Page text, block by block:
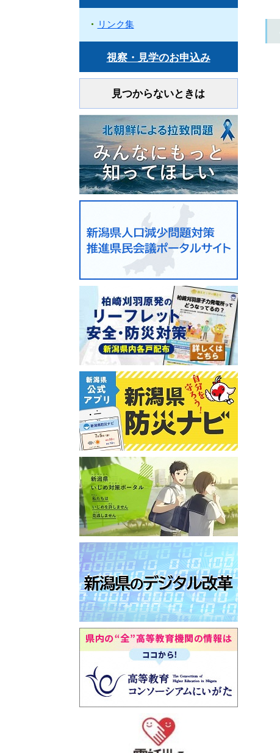
リンク集
視察・見学のお申込み
見つからないときは